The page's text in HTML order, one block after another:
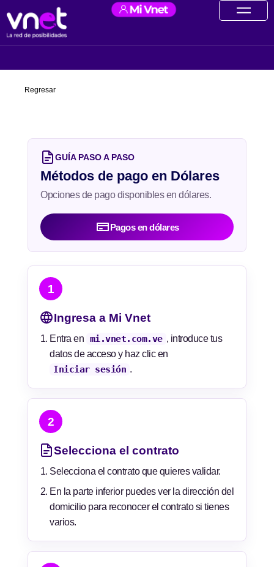
Regresar
GUÍA PASO A PASO
Métodos de pago en Dólares
Opciones de pago disponibles en dólares.
Pagos en dólares
1
Ingresa a Mi Vnet
Entra en mi.vnet.com.ve , introduce tus
datos de acceso y haz clic en
Iniciar sesión .
2
Selecciona el contrato
Selecciona el contrato que quieres validar.
En la parte inferior puedes ver la dirección del
domicilio para reconocer el contrato si tienes
varios.